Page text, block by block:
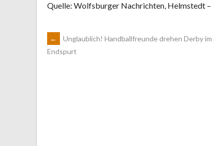
Quelle: Wolfsburger Nachrichten, Helmstedt
ARTIKEL-
←
Unglaublich! Handballfreunde drehen Derby im
Endspurt